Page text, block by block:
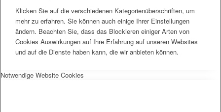
Klicken Sie auf die verschiedenen Kategorienüberschriften, um
mehr zu erfahren. Sie können auch einige Ihrer Einstellungen
ändern. Beachten Sie, dass das Blockieren einiger Arten von
Cookies Auswirkungen auf Ihre Erfahrung auf unseren Websites
und auf die Dienste haben kann, die wir anbieten können.
Notwendige Website Cookies